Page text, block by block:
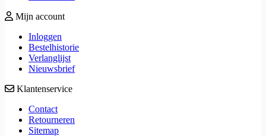
Mijn account
Inloggen
Bestelhistorie
Verlanglijst
Nieuwsbrief
Klantenservice
Contact
Retourneren
Sitemap